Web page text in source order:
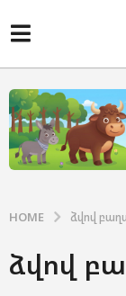
HOME ձվով
ձվով